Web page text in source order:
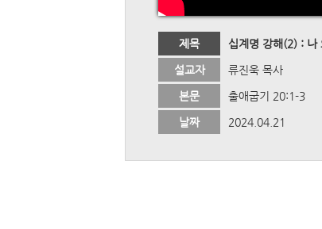
제목 십계명 강해(2) : 나
설교자 류진욱 목사
본문 출애굽기 20:1-3
날짜 2024.04.21